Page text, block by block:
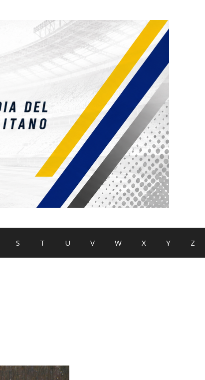
S T U V W X Y Z